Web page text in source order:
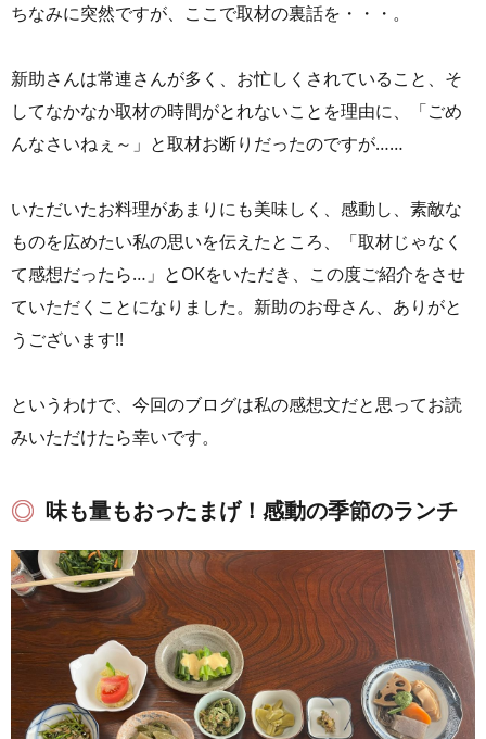
ちなみに突然ですが、ここで取材の裏話を・・・。
新助さんは常連さんが多く、お忙しくされていること、そ
してなかなか取材の時間がとれないことを理由に、「ごめ
んなさいねぇ～」と取材お断りだったのですが……
いただいたお料理があまりにも美味しく、感動し、素敵な
ものを広めたい私の思いを伝えたところ、「取材じゃなく
て感想だったら…」とOKをいただき、この度ご紹介をさせ
ていただくことになりました。新助のお母さん、ありがと
うございます!!
というわけで、今回のブログは私の感想文だと思ってお読
みいただけたら幸いです。
味も量もおったまげ！感動の季節のランチ